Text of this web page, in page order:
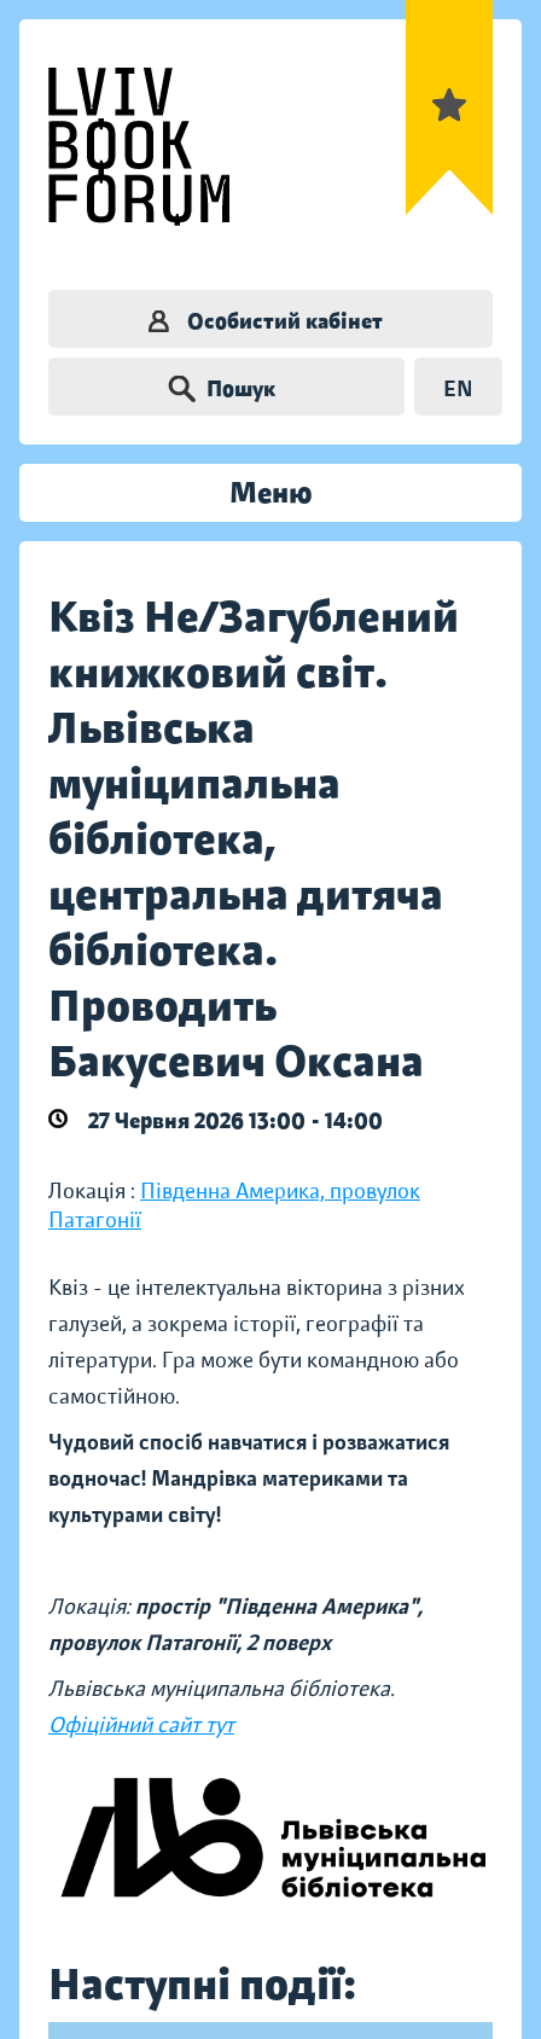
Особистий кабінет
Пошук EN
Меню
Квіз Не/Загублений
книжковий світ.
Львівська
муніципальна
бібліотека,
центральна дитяча
бібліотека.
Проводить
Бакусевич Оксана
27 Червня 2026 13:00 - 14:00
Локація : Південна Америка, провулок
Патагонії
Квіз - це інтелектуальна вікторина з різних
галузей, а зокрема історії, географії та
літератури. Гра може бути командною або
самостійною.
Чудовий спосіб навчатися і розважатися
водночас! Мандрівка материками та
культурами світу!
Локація:простір "Південна Америка",
провулок Патагонії, 2 поверх
Львівська муніципальна бібліотека.
Офіційний сайт тут
Наступні події: